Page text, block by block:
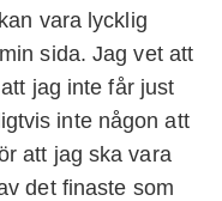
vara lycklig
sida.Jag vet att
jag inte får just
inte någon att
att jag ska vara
det finaste som